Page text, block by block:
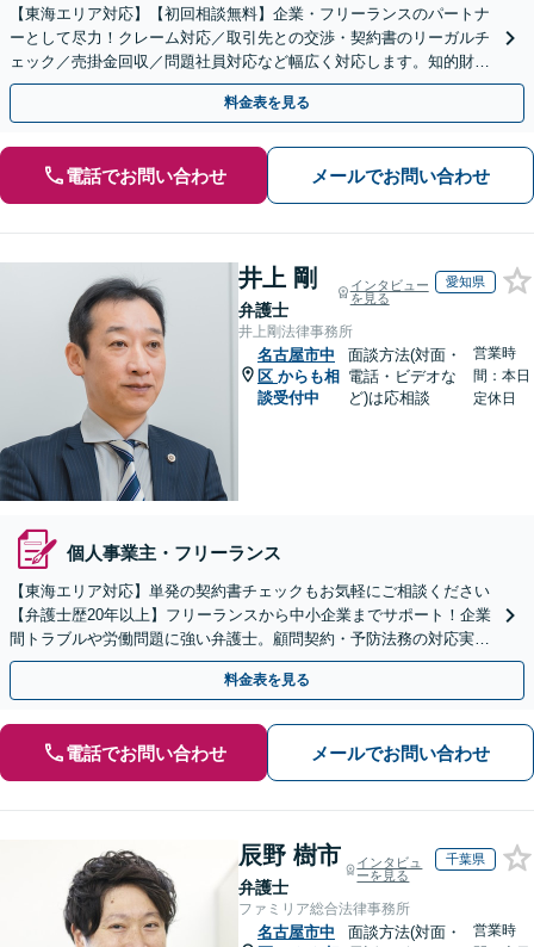
【東海エリア対応】【初回相談無料】企業・フリーランスのパートナ
ーとして尽力！クレーム対応／取引先との交渉・契約書のリーガルチ
ェック／売掛金回収／問題社員対応など幅広く対応します。知的財産
権の相談もお任せ！【顧問契約も受付中】【完全個室】
料金表を見る
電話でお問い合わせ メールでお問い合わせ
井上 剛
弁護士
インタビュー
を見る
愛知県
井上剛法律事務所
名古屋市中
区 からも相
談受付中
面談方法(対面・
電話・ビデオな
ど)は応相談
営業時
間：本日
定休日
個人事業主・フリーランス
【東海エリア対応】単発の契約書チェックもお気軽にご相談ください
【弁護士歴20年以上】フリーランスから中小企業までサポート！企業
間トラブルや労働問題に強い弁護士。顧問契約・予防法務の対応実績
も豊富です。【夜間・休日面談可】【完全個室】
料金表を見る
電話でお問い合わせ メールでお問い合わせ
辰野 樹市
弁護士
インタビュ
ーを見る
千葉県
ファミリア総合法律事務所
名古屋市中
面談方法(対面・
営業時